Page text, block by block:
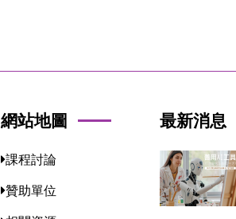
網站地圖
課程討論
贊助單位
最新消息